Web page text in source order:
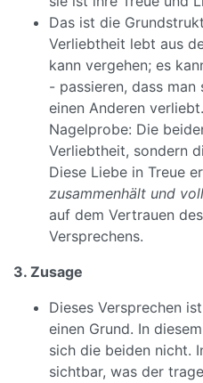
Das ist die
Verliebtheit lebt aus
kann vergehen; es
- passieren, dass
einen Anderen
Nagelprobe: Die
Verliebtheit, sondern
Diese Liebe in Treue
zusammenhält und
auf dem Vertrauen
Versprechens.
3. Zusage
Dieses Versprechen
einen Grund. In
sich die beiden nicht.
sichtbar, was der